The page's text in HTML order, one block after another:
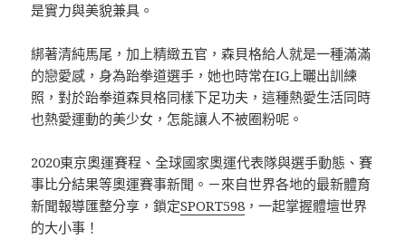
是實力與美貌兼具。
綁著清純馬尾，加上精緻五官，森貝格給人就是一種滿滿
的戀愛感，身為跆拳道選手，她也時常在IG上曬出訓練
照，對於跆拳道森貝格同樣下足功夫，這種熱愛生活同時
也熱愛運動的美少女，怎能讓人不被圈粉呢。
2020東京奧運賽程、全球國家奧運代表隊與選手動態、賽
事比分結果等奧運賽事新聞。－來自世界各地的最新體育
新聞報導匯整分享，鎖定SPORT598 ，一起掌握體壇世界
的大小事！